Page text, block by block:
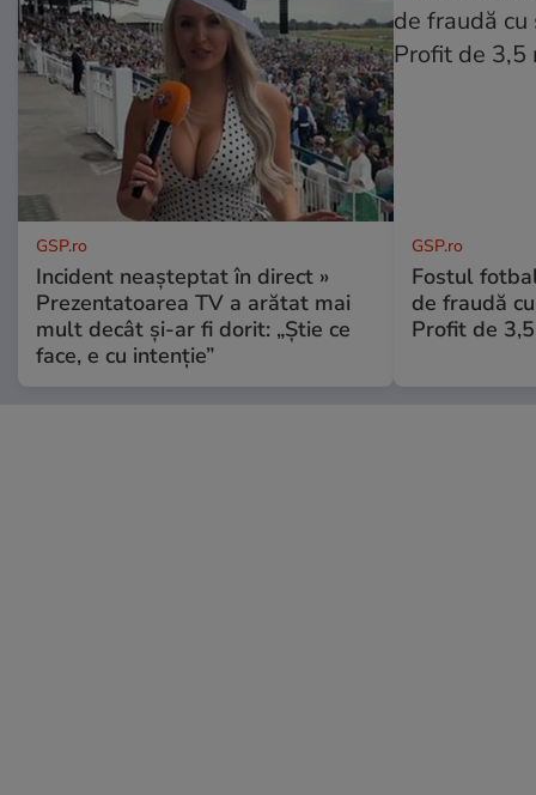
GSP.ro
Incident neașteptat în direct »
Prezentatoarea TV a arătat mai
mult decât și-ar fi dorit: „Știe ce
face, e cu intenție”
GSP.ro
Fostul
de fraudă
Profit de